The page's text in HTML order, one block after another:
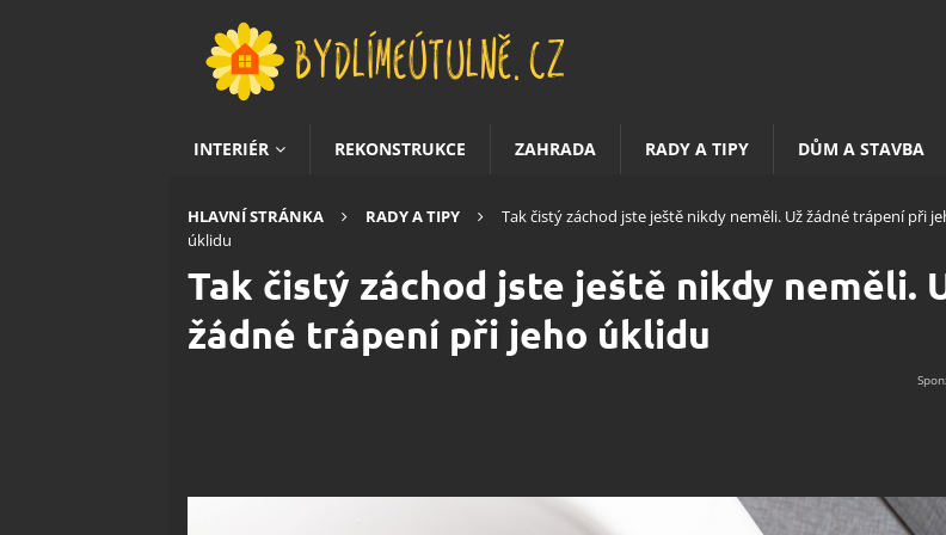
INTERIÉR REKONSTRUKCE ZAHRADA RADY A TIPY DŮM A STAVBA
HLAVNÍ STRÁNKA RADY A TIPY
Tak čistý záchod jste ještě nikdy neměli. Už žádné trápení při
úklidu
Tak čistý záchod jste ještě nikdy neměli.
žádné trápení při jeho úklidu